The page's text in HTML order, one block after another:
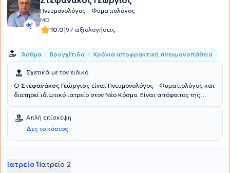
Πνευμονολόγος - Φυματιολόγος
MD
10.0|97 αξιολογήσεις
Άσθμα Βρογχίτιδα Χρόνια αποφρακτική πνευμονοπάθεια
Σχετικά με τον ειδικό
Ο Στεφανάκος Γεώργιος είναι Πνευμονολόγος - Φυματιολόγος και
διατηρεί ιδιωτικό ιατρείο στον Νέο Κόσμο. Είναι απόφοιτος της
Αθηνών με ειδίκευση στην Πνευμονολογία όπου την απέκτησε στο
Σισμανόγλειο Νοσοκομείο. Επίσης, εργάζεται ως Συντονιστής στο
Κέντρο Επιχειρήσεων Περιφέρειας Αττικής και Ιατρικού Συλλόγου
Αθηνών για τον κορονοϊό. Τέλος, στο ιατρείο του αναλαμβάνει
φυματιολογίας, ενώ αξίζει να σημειωθεί ότι εξειδικεύεται στο
άσθμα, στη ΧΑΠ (χρόνια αποφρακτική πνευμονοπάθεια) και στις
Απλή επίσκεψη
Δες το κόστος
Ιατρείο 1Ιατρείο 2